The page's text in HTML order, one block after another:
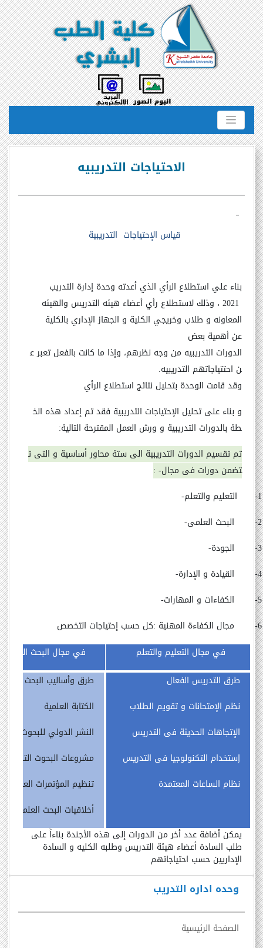
وحده اداره التدريب
الصفحة الرئيسية
الاحتياجات التدريبيه
قياس الإحتياجات التدريبية
بناء علي استطلاع الرأي الذي أعدته وحدة إدارة التدريب
2021 ، وذلك لاستطلاع رأي أعضاء هيئه التدريس والهيئه
المعاونه و طلاب وخريجي الكلية و الجهاز الإداري بالكلية
عن أهمية بعض
الدورات التدريبيه من وجه نظرهم، وإذا ما كانت بالفعل تعبرع
ن احتتياجاتهم التدريبيه.
وقد قامت الوحدة بتحليل نتائج استطلاع الرأي
و بناء على تحليل الإحتياجات التدريبية فقدتم إعداد هذه الخ
طة بالدورات التدريبية و ورش العمل المقترحة التالية:
تم تقسيم الدورات التدريبية الى ستة محاورأساسية و التى ت
تضمن دورات فى مجال: -
1-
التعليم والتعلم-
2-
البحث العلمى-
3-
الجودة-
4-
القيادة و الإدارة-
5-
الكفاءات و المهارات-
6-
مجال الكفاءة المهنية :كل حسب إحتياجات التخصص
في مجال التعليم والتعلم في مجال البحث العلمى
طرق التدريس الفعال
نظم الإمتحانات و تقويم الطلاب
الإتجاهات الحديثة فى التدريس
إستخدام التكنولوجيا فى التدريس
نظام الساعات المعتمدة
طرق وأساليب البحث
الكتابة العلمية
النشر الدولي للبحوث
مشروعات البحوث
تنظيم المؤتمرات العلمية
أخلاقيات البحث العلمى
يمكن أضافة عددأخر من الدورات إلى هذه الأجندة بناءاًعلى
طلب السادة أعضاء هيئة التدريس وطلبه الكليه و السادة
الإداريين حسب احتياجاتهم